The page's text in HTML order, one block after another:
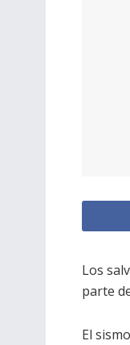
Los
parte
El